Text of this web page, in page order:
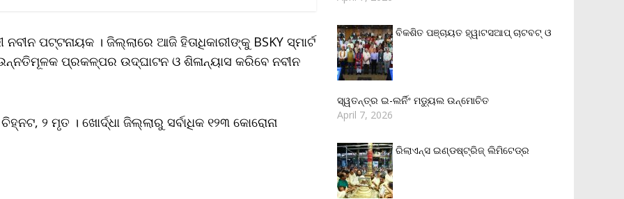
ପଟ୍ଟନାୟକ । ଜିଲ୍ଲାରେ ଆଜି ହିତାଧିକାରୀଙ୍କୁ BSKY ସ୍ମାର୍ଟ
ପ୍ରକଳ୍ପର ଉଦ୍‌ଘାଟନ ଓ ଶିଳାନ୍ୟାସ କରିବେ ନବୀନ
୨ ମୃତ । ଖୋର୍ଦ୍ଧା ଜିଲ୍ଲାରୁ ସର୍ବାଧିକ ୧୨୩ କୋରୋନା
ବିକଶିତ ପଞ୍ଚାୟତ ହ୍ୱାଟସଆପ୍ ଚାଟବଟ୍ ଓ
ସ୍ୱତନ୍ତ୍ର ଇ-ଲର୍ନିଂ ମଡ୍ୟୁଲ ଉନ୍ମୋଚିତ
April 7, 2026
ରିଲାଏନ୍‌ସ ଇଣ୍ଡଷ୍ଟ୍ରିଜ୍ ଲିମିଟେଡ୍‌ର